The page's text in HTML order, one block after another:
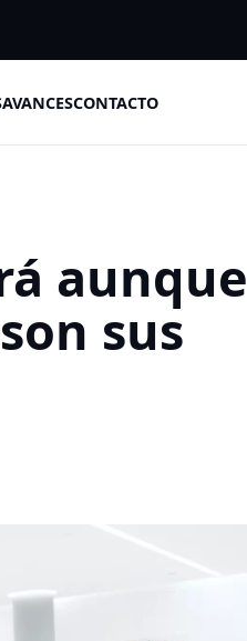
AVANCESCONTACTO
aunque
sus